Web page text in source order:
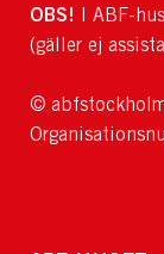
OBS! I ABF-
(gäller ej
©